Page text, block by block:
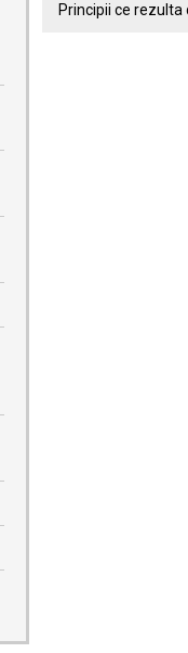
Principii ce rezulta